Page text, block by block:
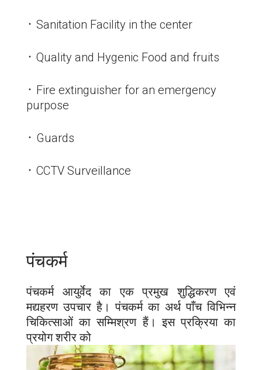
᛫ Sanitation Facility in the center
᛫ Quality and Hygenic Food and fruits
᛫ Fire extinguisher for an emergency
purpose
᛫ Guards
᛫ CCTV Surveillance
पंचकर्म
पंचकर्म आयुर्वेद का एक प्रमुख शुद्धिकरण एवं
मद्यहरण उपचार है। पंचकर्म का अर्थ पाँच विभिन्न
चिकित्साओं का सम्मिश्रण हैं। इस प्रक्रिया का
प्रयोग शरीर को